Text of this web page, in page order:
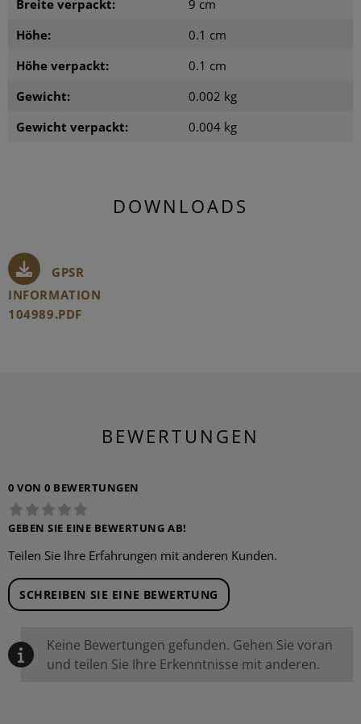
Breite verpackt:
9 cm
Höhe:
0.1 cm
Höhe verpackt:
0.1 cm
Gewicht:
0.002 kg
Gewicht verpackt:
0.004 kg
DOWNLOADS
GPSR
INFORMATION
104989.PDF
BEWERTUNGEN
0 VON 0 BEWERTUNGEN
GEBEN SIE EINE BEWERTUNG AB!
Teilen Sie Ihre Erfahrungen mit anderen Kunden.
SCHREIBEN SIE EINE BEWERTUNG
Keine Bewertungen gefunden. Gehen Sie voran
und teilen Sie Ihre Erkenntnisse mit anderen.